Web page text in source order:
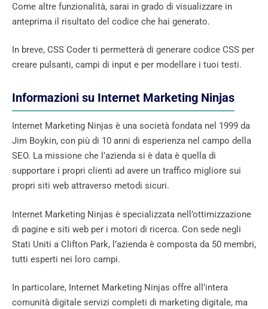
Come altre funzionalità, sarai in grado di visualizzare in
anteprima il risultato del codice che hai generato.
In breve, CSS Coder ti permetterà di generare codice CSS per
creare pulsanti, campi di input e per modellare i tuoi testi.
Informazioni su Internet Marketing Ninjas
Internet Marketing Ninjas è una società fondata nel 1999 da
Jim Boykin, con più di 10 anni di esperienza nel campo della
SEO. La missione che l’azienda si è data è quella di
supportare i propri clienti ad avere un traffico migliore sui
propri siti web attraverso metodi sicuri.
Internet Marketing Ninjas è specializzata nell’ottimizzazione
di pagine e siti web per i motori di ricerca. Con sede negli
Stati Uniti a Clifton Park, l’azienda è composta da 50 membri,
tutti esperti nei loro campi.
In particolare, Internet Marketing Ninjas offre all’intera
comunità digitale servizi completi di marketing digitale, ma